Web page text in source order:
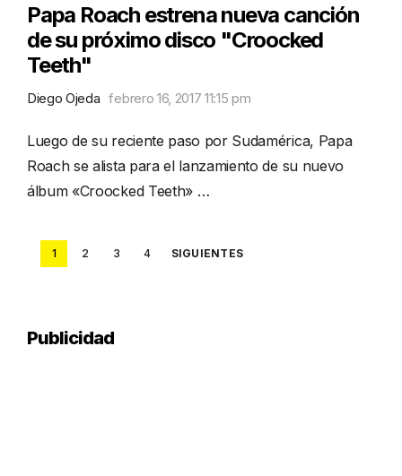
Papa Roach estrena nueva canción
de su próximo disco "Croocked
Teeth"
Diego Ojeda febrero 16, 2017 11:15 pm
Luego de su reciente paso por Sudamérica, Papa
Roach se alista para el lanzamiento de su nuevo
álbum «Croocked Teeth» …
Posts
1 2 3 4 SIGUIENTES
Publicidad